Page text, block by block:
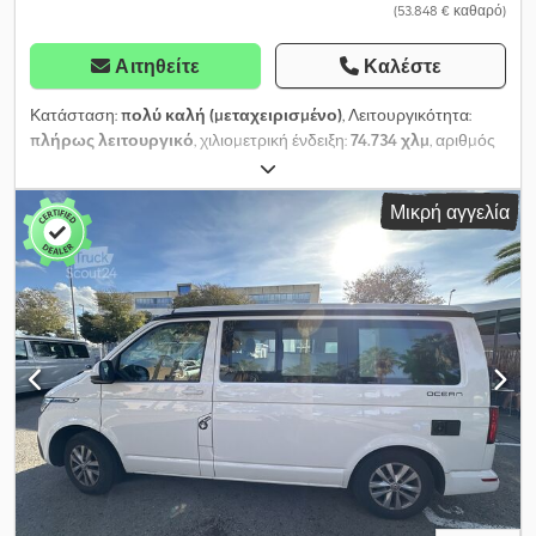
περιπέτειά σας σήμερα! Το τροχόσπιτο California έχει μεγάλη
για να προγραμματίσετε ένα ραντεβού και να το κάνετε δικό σας
σήμερα.
(53.848 € καθαρό)
Αιτηθείτε Καλέστε
Κατάσταση:πολύ καλή (μεταχειρισμένο), Λειτουργικότητα:
πλήρως λειτουργικό, χιλιομετρική ένδειξη:74.734 χλμ, αριθμός
4, τύπος καυσίμου:
μετάδοσης:αυτόματο, χρώμα:λευκό, κατασκευαστής πλαισίου:
Volkswagen
California Coast T6.1 2.0 TDI,
συνολικό μήκος:
, συνολικό πλάτος: 1.900 χιλ.
, συνολικό
ύψος:1.990 χιλ. , διάταξη αξόνων:2 άξονες
, κατηγορία εκπομπών:
Euro 6, χωρητικότητα δεξαμενής καυσίμου:70 λ, συνολικό βάρος:
3.080 κιλ, κενό βάρος:2.410 κιλ, θέση τιμονιού:αριστερός,
αριθμός προηγούμενων ιδιοκτητών:1, Έτος κατασκευής:2022 ,
αριθμός μηχανήματος/οχήματος:WV2ZZZ7HZPH009099,
Εξοπλισμός:ABS, αερόσακος, αισθητήρες στάθμευσης,
εγγραφή αυτοκινήτου, εγγραφή φορτηγού, εγγύηση
μεταχειρισμένου οχήματος, ενσωματωμένη κουζίνα,
ηλεκτρονικό πρόγραμμα ευστάθειας (ESP), κεντρικό
κλείδωμα, κλείδωμα διαφορικού, κλιματισμός, κουκέτες,
μεσαία διάταξη καθισμάτων, μονά κρεβάτια, μπάνιο, ντους,
Μικρή αγγελία